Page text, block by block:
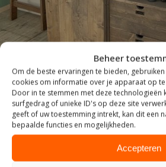
Beheer
Om de beste ervaringen te bieden,
cookies om informatie over je apparaat op
Door in te stemmen met deze technologieën
surfgedrag of unieke ID's op deze site
geeft of uw toestemming intrekt, kan dit een
bepaalde functies en mogelijkheden.
Accepteren